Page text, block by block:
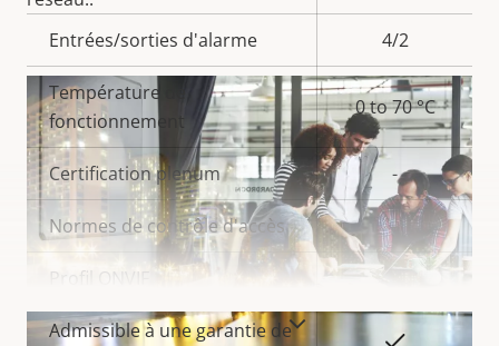
VOIR PLUS
Entrées/sorties d'alarme 4/2
Température de
fonctionnement
0 to 70 °C
Certification plenum -
Normes de contrôle d'accès -
Profil ONVIF
Admissible à une garantie de